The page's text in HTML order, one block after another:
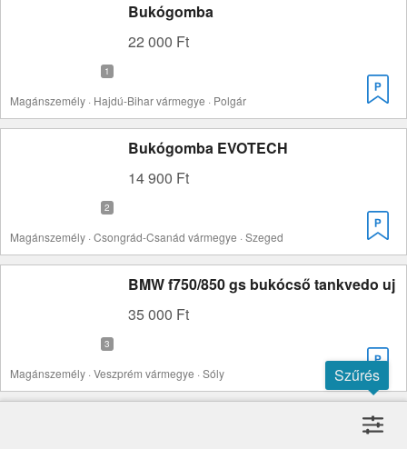
Bukógomba
22 000 Ft
Magánszemély · Hajdú-Bihar vármegye · Polgár
Bukógomba EVOTECH
14 900 Ft
Magánszemély · Csongrád-Csanád vármegye · Szeged
BMW f750/850 gs bukócső tankvedo uj
35 000 Ft
Magánszemély · Veszprém vármegye · Sóly Szűrés